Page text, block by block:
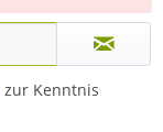
zur Kenntnis